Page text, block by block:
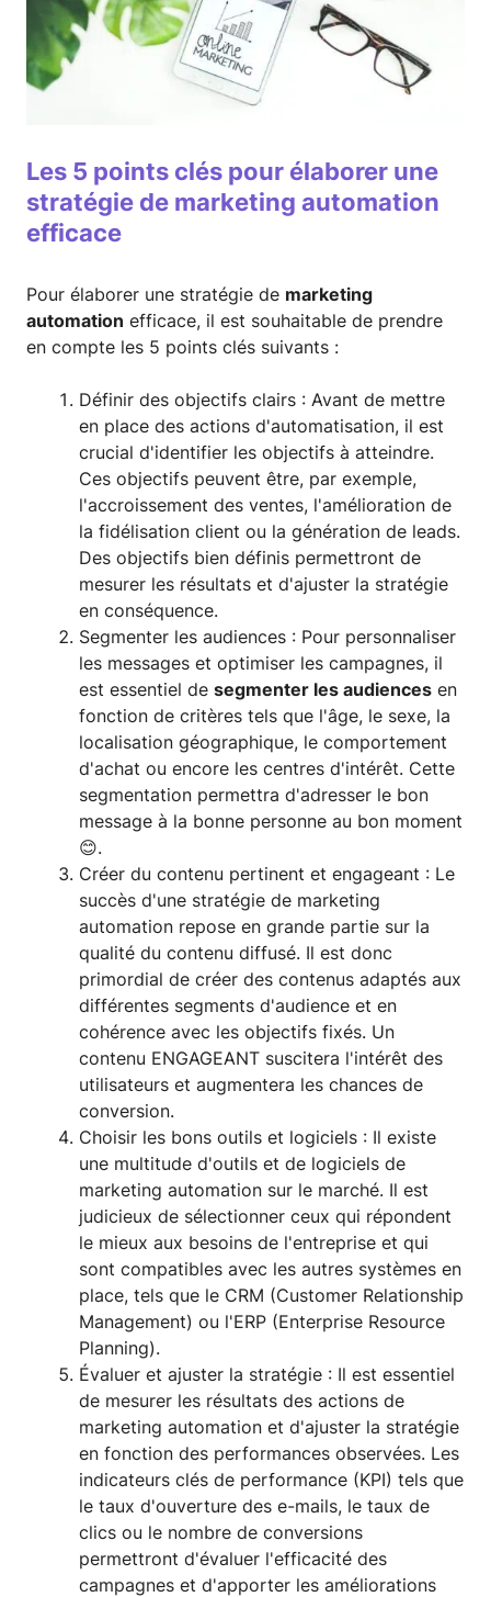
Les 5 points clés pour élaborer une
stratégie de marketing automation
efficace
Pour élaborer une stratégie de marketing
automation efficace, il est souhaitable de prendre
en compte les 5 points clés suivants :
Définir des objectifs clairs : Avant de mettre
en place des actions d'automatisation, il est
crucial d'identifier les objectifs à atteindre.
Ces objectifs peuvent être, par exemple,
l'accroissement des ventes, l'amélioration de
la fidélisation client ou la génération de leads.
Des objectifs bien définis permettront de
mesurer les résultats et d'ajuster la stratégie
en conséquence.
Segmenter les audiences : Pour personnaliser
les messages et optimiser les campagnes, il
est essentiel de segmenter les audiences en
fonction de critères tels que l'âge, le sexe, la
localisation géographique, le comportement
d'achat ou encore les centres d'intérêt. Cette
segmentation permettra d'adresser le bon
message à la bonne personne au bon moment
😊.
Créer du contenu pertinent et engageant : Le
succès d'une stratégie de marketing
automation repose en grande partie sur la
qualité du contenu diffusé. Il est donc
primordial de créer des contenus adaptés aux
différentes segments d'audience et en
cohérence avec les objectifs fixés. Un
contenu ENGAGEANT suscitera l'intérêt des
utilisateurs et augmentera les chances de
conversion.
Choisir les bons outils et logiciels : Il existe
une multitude d'outils et de logiciels de
marketing automation sur le marché. Il est
judicieux de sélectionner ceux qui répondent
le mieux aux besoins de l'entreprise et qui
sont compatibles avec les autres systèmes en
place, tels que le CRM (Customer Relationship
Management) ou l'ERP (Enterprise Resource
Planning).
Évaluer et ajuster la stratégie : Il est essentiel
de mesurer les résultats des actions de
marketing automation et d'ajuster la stratégie
en fonction des performances observées. Les
indicateurs clés de performance (KPI) tels que
le taux d'ouverture des e-mails, le taux de
clics ou le nombre de conversions
permettront d'évaluer l'efficacité des
campagnes et d'apporter les améliorations